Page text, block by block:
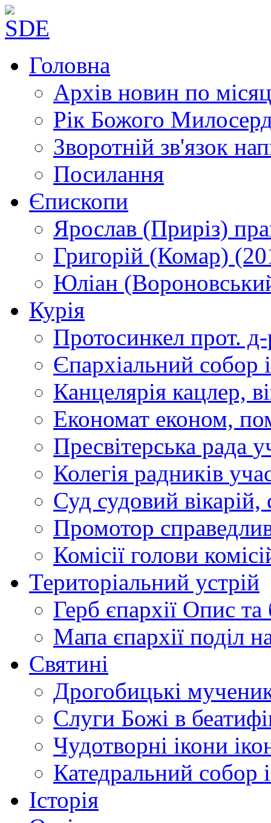
Головна
Архів новин по
Рік Божого
Зворотній зв'язок
Посилання
Єпископи
Ярослав (Приріз)
Григорій (Комар)
Юліан
Курія
Протосинкел прот.
Єпархіальний собор
Канцелярія кацлер,
Економат економ,
Пресвітерська рада
Колегія радників
Суд судовий вікарій,
Промотор
Комісії голови
Територіальний устрій
Герб єпархії Опис та
Мапа єпархії поділ
Святині
Дрогобицькі
Слуги Божі в
Чудотворні ікони
Катедральний собор
Історія